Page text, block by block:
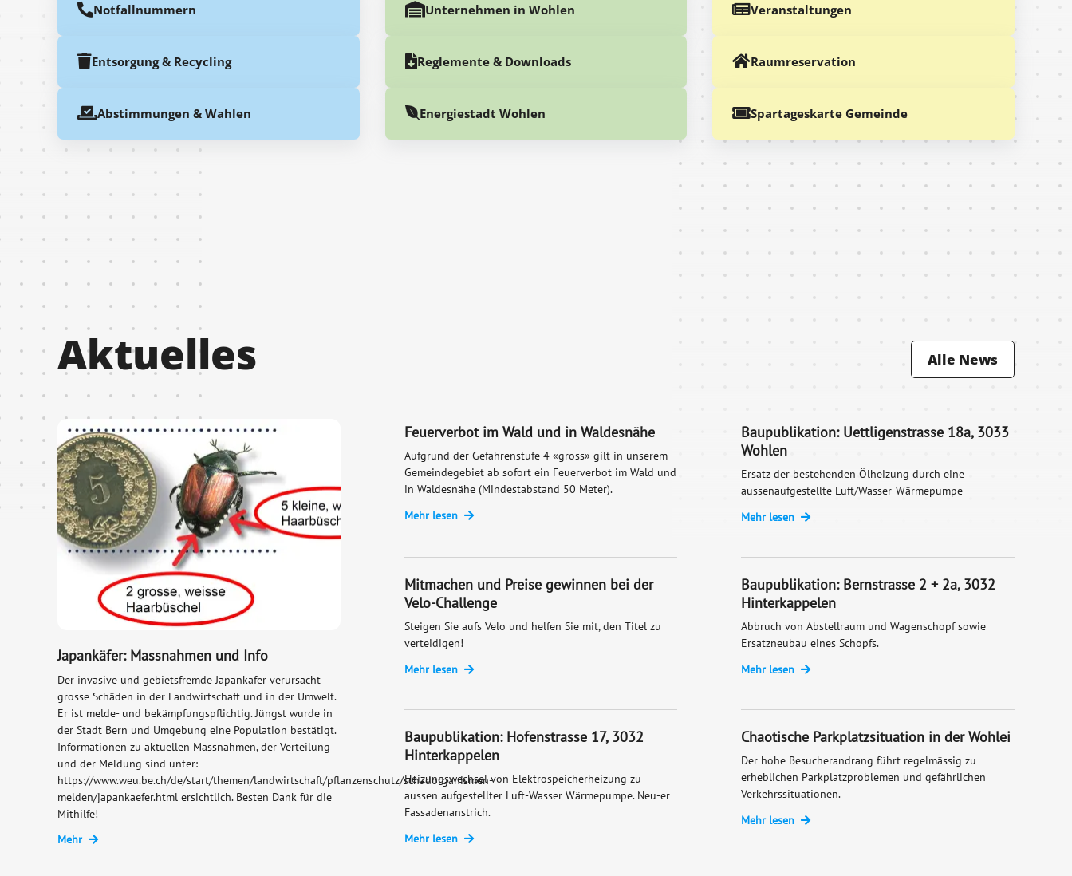
Notfallnummern
Entsorgung & Recycling
Abstimmungen & Wahlen
Unternehmen in Wohlen
Reglemente & Downloads
Energiestadt Wohlen
Veranstaltungen
Raumreservation
Spartageskarte Gemeinde
Aktuelles Alle News
Japankäfer: Massnahmen und Info
Der invasive und gebietsfremde Japankäfer verursacht
grosse Schäden in der Landwirtschaft und in der Umwelt.
Er ist melde- und bekämpfungspflichtig. Jüngst wurde in
der Stadt Bern und Umgebung eine Population bestätigt.
Informationen zu aktuellen Massnahmen, der Verteilung
und der Meldung sind unter:
https://www.weu.be.ch/de/start/themen/landwirtschaft/pflanzenschutz/schadorganismen-
melden/japankaefer.html ersichtlich. Besten Dank für die
Mithilfe!
Mehr
Feuerverbot im Wald und in Waldesnähe
Aufgrund der Gefahrenstufe 4 «gross» gilt in unserem
Gemeindegebiet ab sofort ein Feuerverbot im Wald und
in Waldesnähe (Mindestabstand 50 Meter).
Mehr lesen
Mitmachen und Preise gewinnen bei der
Velo-Challenge
Steigen Sie aufs Velo und helfen Sie mit, den Titel zu
verteidigen!
Mehr lesen
Baupublikation: Hofenstrasse 17, 3032
Hinterkappelen
Heizungswechsel von Elektrospeicherheizung zu
aussen aufgestellter Luft-Wasser Wärmepumpe. Neu-er
Fassadenanstrich.
Mehr lesen
Baupublikation: Uettligenstrasse 18a, 3033
Wohlen
Ersatz der bestehenden Ölheizung durch eine
aussenaufgestellte Luft/Wasser-Wärmepumpe
Mehr lesen
Baupublikation: Bernstrasse 2 + 2a, 3032
Hinterkappelen
Abbruch von Abstellraum und Wagenschopf sowie
Ersatzneubau eines Schopfs.
Mehr lesen
Chaotische Parkplatzsituation in der Wohlei
Der hohe Besucherandrang führt regelmässig zu
erheblichen Parkplatzproblemen und gefährlichen
Verkehrssituationen.
Mehr lesen